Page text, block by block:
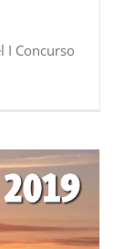
I Concurso